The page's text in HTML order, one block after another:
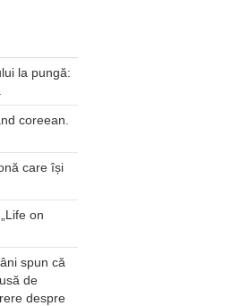
la pungă:
coreean.
care își
on
spun că
de
despre